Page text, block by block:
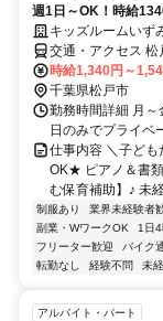
週1日～OK！時給
キッズルームいず
交通・アクセス 松
時給1,340円～
千葉県松戸市
勤務時間詳細 月
日のみでプライベ
仕事内容 ＼子ど
OK★ ピアノ＆書
む保育補助】♪ 未
制服あり 業界未経験者
副業・WワークOK
1日
フリーター歓迎
バイク
転勤なし
経験不問 未
アルバイト・パート